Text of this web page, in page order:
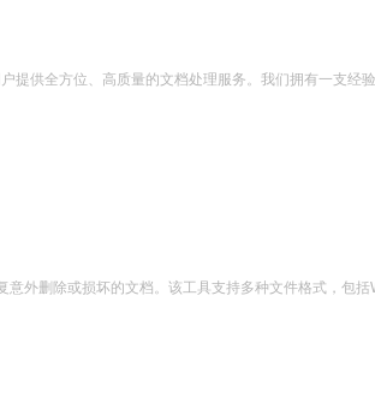
提供全方位、高质量的文档处理服务。我们拥有一支
外删除或损坏的文档。该工具支持多种文件格式，